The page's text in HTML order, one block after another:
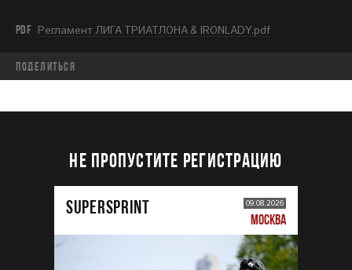
PDF Регламент ЛИГА ТРИАТЛОНА & IRONLADY.pdf
Поделиться
НЕ ПРОПУСТИТЕ РЕГИСТРАЦИЮ
SUPERSPRINT 09.08.2026
МОСКВА